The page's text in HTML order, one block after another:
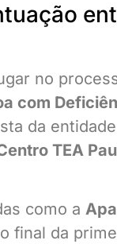
no
com
da
TEA
como a
final da